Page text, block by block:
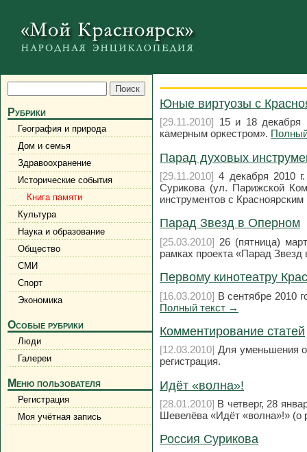
Рубрики
География и природа
Дом и семья
Здравоохранение
Исторические события
Книга памяти
Культура
Наука и образование
Общество
СМИ
Спорт
Экономика
Особые рубрики
Люди
Галереи
Меню пользователя
Регистрация
Моя учётная запись
Юные виртуозы с
[29.11.2010] 15 и 18 декабря
камерным оркестром».
Парад духовых
[29.11.2010] 4 декабря 2010
Сурикова (ул. Парижской
инструментов с
Парад Звезд в Оперном
[25.03.2010] 26 (пятница)
рамках проекта «Парад
Первому кинотеатру
[16.03.2010] В сентябре 2010
Полный текст →
Комментирование статей
[12.03.2010] Для уменьшения
регистрация.
Идёт «волна»!
[28.01.2010] В четверг, 28
Шевелёва «Идёт «волна»!» (о
Россия Сурикова